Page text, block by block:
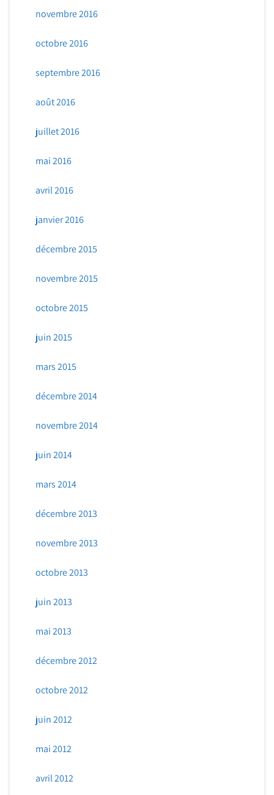
novembre 2016
octobre 2016
septembre 2016
août 2016
juillet 2016
mai 2016
avril 2016
janvier 2016
décembre 2015
novembre 2015
octobre 2015
juin 2015
mars 2015
décembre 2014
novembre 2014
juin 2014
mars 2014
décembre 2013
novembre 2013
octobre 2013
juin 2013
mai 2013
décembre 2012
octobre 2012
juin 2012
mai 2012
avril 2012